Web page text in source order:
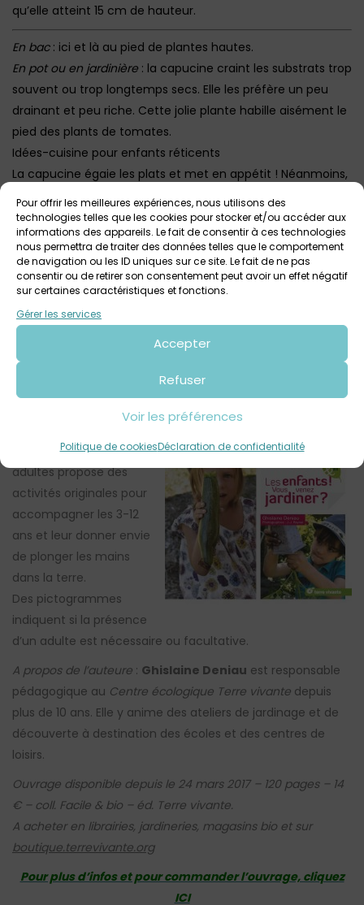
Pour offrir les meilleures expériences, nous utilisons des
technologies telles que les cookies pour stocker et/ou accéder aux
informations des appareils. Le fait de consentir à ces technologies
nous permettra de traiter des données telles que le comportement
de navigation ou les ID uniques sur ce site. Le fait de ne pas
consentir ou de retirer son consentement peut avoir un effet négatif
sur certaines caractéristiques et fonctions.
Gérer les services
Accepter
Refuser
Voir les préférences
Politique de cookiesDéclaration de confidentialité
qu’elle atteint 15 cm de hauteur.
En bac: ici et là au pied de plantes hautes.
En pot ou en jardinière : la capucine craint les substrats trop
souvent ou trop longtemps secs. Elle les préfère un peu
drainant et peu riche. Cette jolie plante habille aisément le
pied des plants de tomates.
Idées-cuisine pour enfants réticents
La capucine égaie les plats et met en appétit ! Néanmoins,
les enfants n’aiment pas forcément son petit goût
piquant.À tester !
Activité tirée du livreLes Enfants ! Vous venez jardiner ?de
Ghislaine Deniau, éditions Terre Vivante
Crédits photos @J.-J. Raynal
A propos de l’ouvrage :Les enfants ! Vous venez jardiner ?
45 activités pour faire aimer le jardinage aux enfants
Comment transmettre le goût du jardinage aux enfants ? Il
suffit de peu de choses : un coin de jardin, quelques gestes
simples, des plantes faciles à cultiver et des astuces pour
ouvrage destiné aux
adultes propose des
activités originales pour
accompagner les 3-12
ans et leur donner envie
de plonger les mains
dans la terre.
Des pictogrammes
indiquent si la présence
d’un adulte est nécessaire ou facultative.
A propos de l’auteure : Ghislaine Deniau est responsable
pédagogique au Centre écologique Terre vivante depuis
plus de 10 ans. Elle y anime des ateliers de jardinage et de
découverte à destination des écoles et des centres de
loisirs.
Ouvrage disponible depuis le 24 mars 2017 – 120 pages – 14
€ – coll. Facile & bio – éd. Terre vivante.
A acheter en librairies, jardineries, magasins bio et sur
boutique.terrevivante.org
Pour plus d’infos et pour commander l’ouvrage, cliquez
ICI